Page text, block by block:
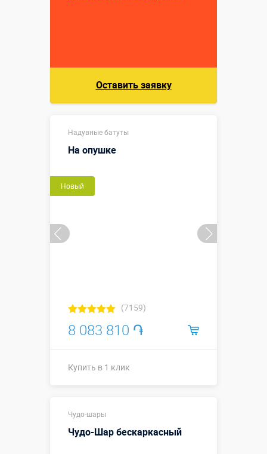
Оставить заявку
Надувные батуты
На опушке
Новый
(7159)
8 083 810 ֏
Купить в 1 клик
Размеры, м:
Больше деталей →
Чудо-шары
Чудо-Шар бескаркасный